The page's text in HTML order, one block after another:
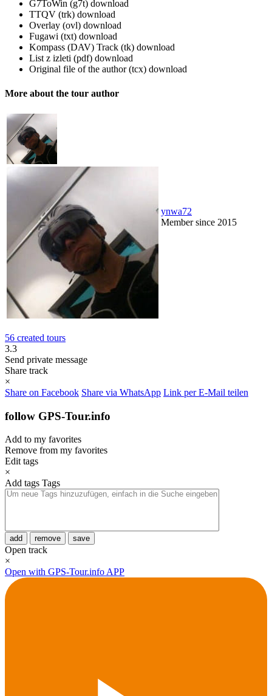
G7ToWin (g7t) download
TTQV (trk) download
Overlay (ovl) download
Fugawi (txt) download
Kompass (DAV) Track (tk) download
List z izleti (pdf) download
Original file of the author (tcx) download
More about the tour author
ynwa72
Member since 2015
56 created tours
3.3
Send private message
Share track
×
Share on Facebook Share via WhatsApp Link per E-Mail teilen
follow GPS-Tour.info
Add to my favorites
Remove from my favorites
Edit tags
×
Add tags Tags
add remove save
Open track
×
Open with GPS-Tour.info APP